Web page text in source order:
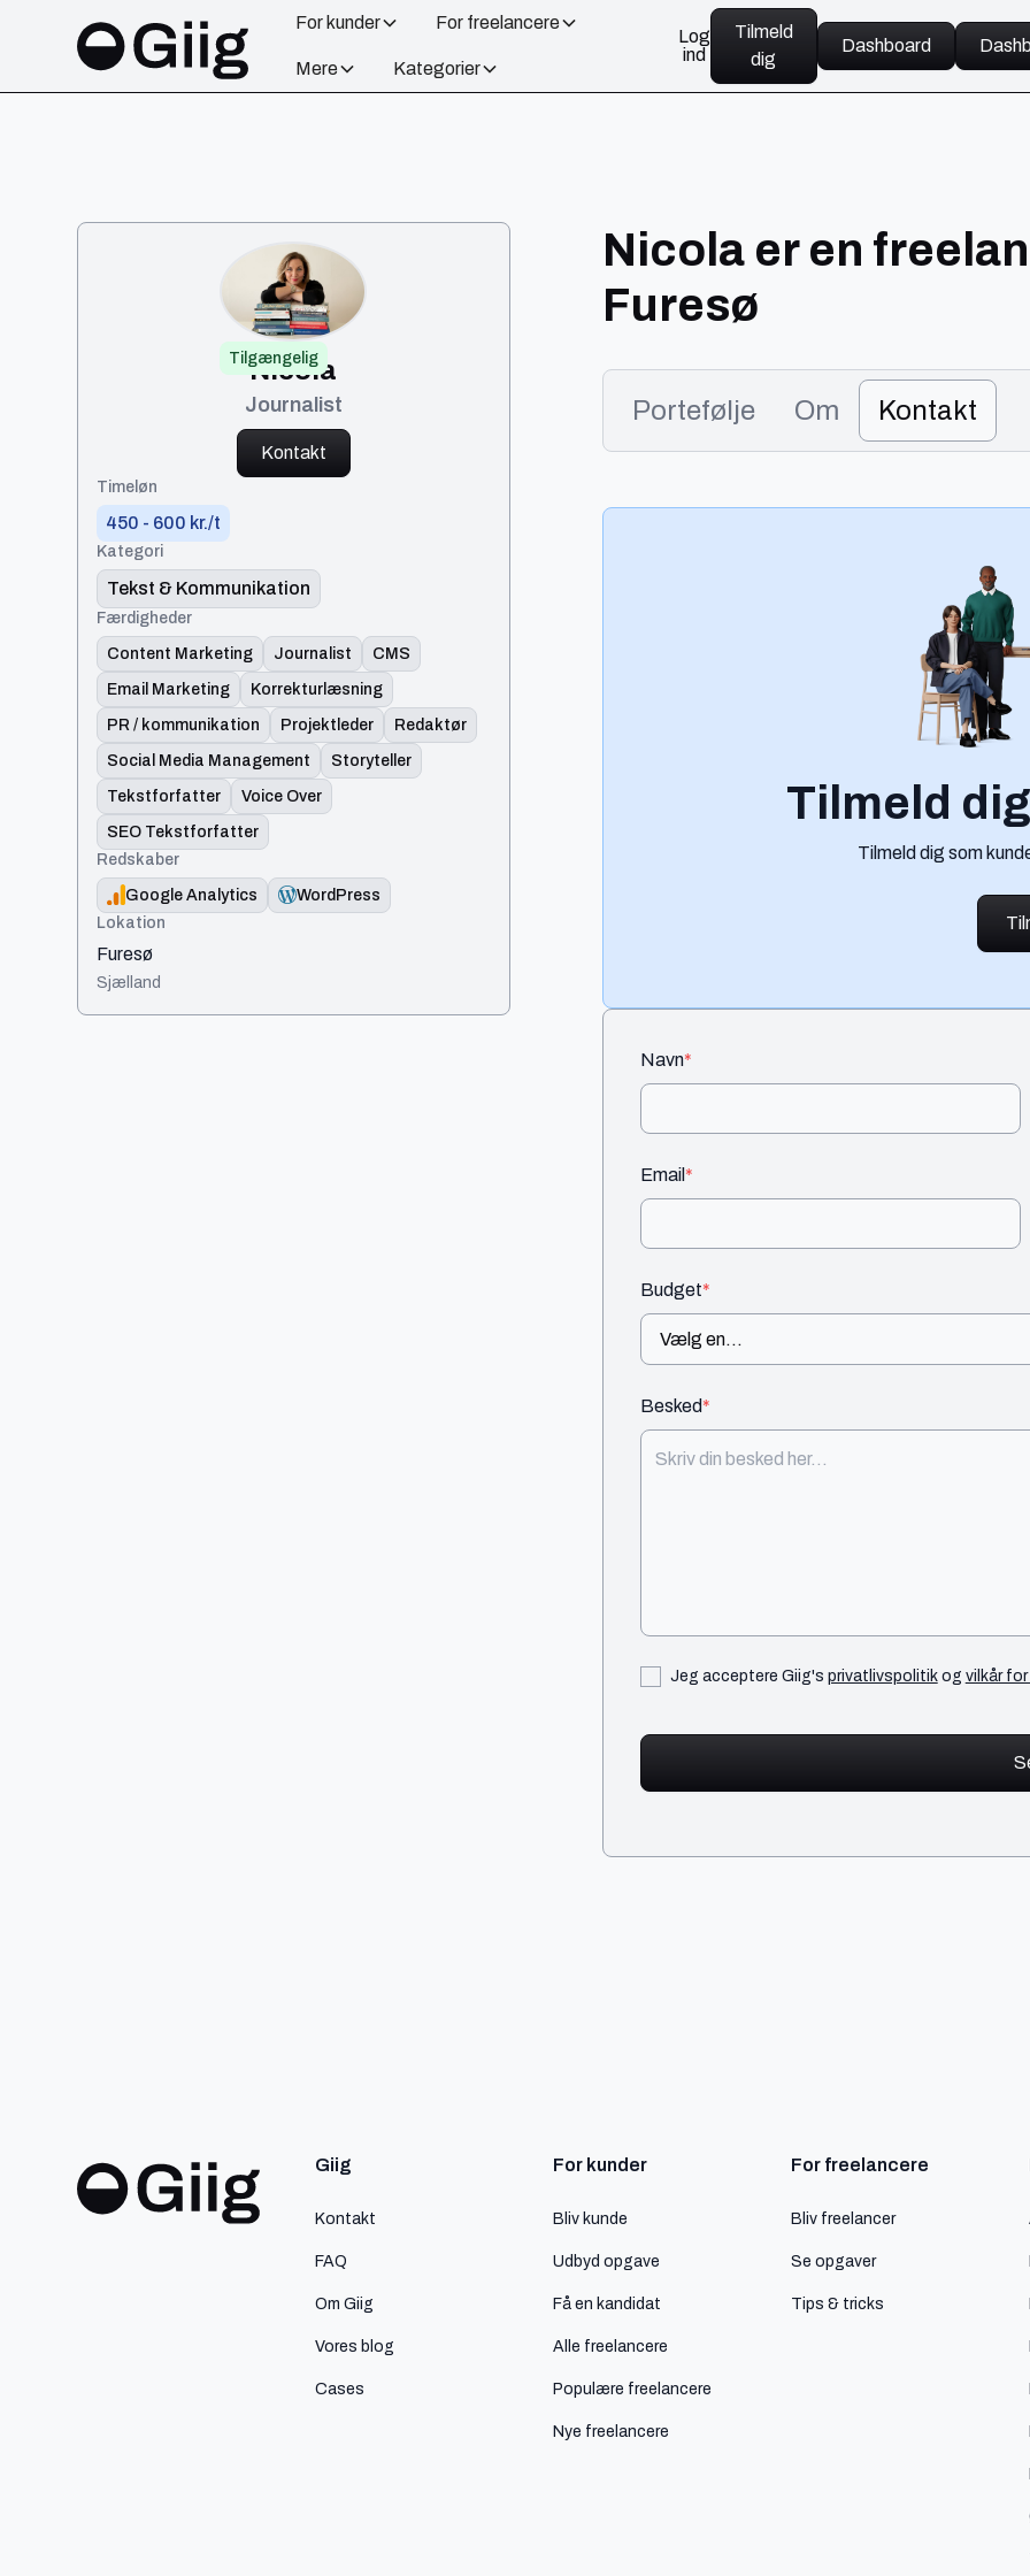
For kunder
For freelancere
Mere
Kategorier
Log
ind
Tilmeld
dig
Dashboard
Tilgængelig
Nicola
Journalist
Kontakt
Timeløn
450 - 600 kr./t
Kategori
Tekst & Kommunikation
Færdigheder
Content Marketing
Journalist
CMS
Email Marketing
Korrekturlæsning
PR / kommunikation
Projektleder
Redaktør
Social Media Management
Storyteller
Tekstforfatter
Voice Over
SEO Tekstforfatter
Redskaber
Google Analytics
WordPress
Lokation
Furesø
Sjælland
Nicola er en
Furesø
Portefølje Om Kontakt
Tilmeld
Tilmeld dig som
Navn*
Email*
Budget*
Besked*
Jeg acceptere Giig'sprivatlivspolitikogvilkår
Giig
Kontakt
FAQ
Om Giig
Vores blog
Cases
For kunder
Bliv kunde
Udbyd opgave
Få en kandidat
Alle freelancere
Populære freelancere
Nye freelancere
For freelancere
Bliv freelancer
Se opgaver
Tips & tricks